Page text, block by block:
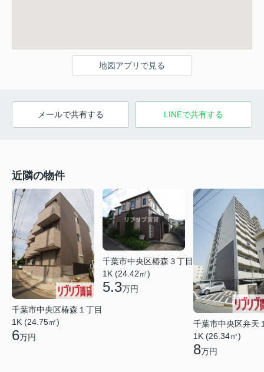
地図アプリで見る
メールで共有する LINEで共有する
近隣の物件
千葉市中央区椿森１丁目
1K (24.75㎡)
6万円
千葉市中央区椿森３丁目
1K (24.42㎡)
5.3万円
千葉市中央区弁天
1K (26.34㎡)
8万円